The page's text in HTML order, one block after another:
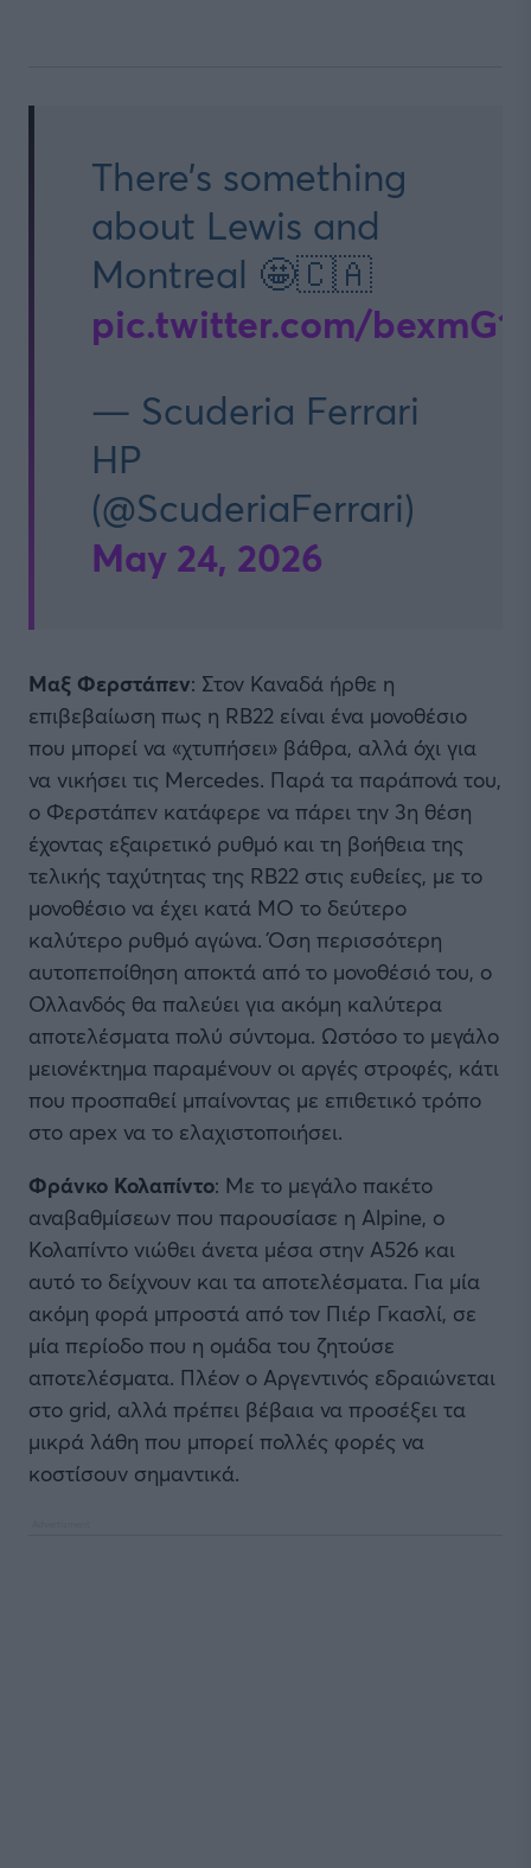
There’s something
about Lewis and
Montreal 🤩🇨🇦
pic.twitter.com/
— Scuderia Ferrari
HP
(@ScuderiaFerrari)
May 24, 2026
Μαξ Φερστάπεν: Στον Καναδά ήρθε η
επιβεβαίωση πως η RB22 είναι ένα μονοθέσιο
που μπορεί να «χτυπήσει» βάθρα, αλλά όχι για
να νικήσει τις Mercedes. Παρά τα παράπονά του,
ο Φερστάπεν κατάφερε να πάρει την 3η θέση
έχοντας εξαιρετικό ρυθμό και τη βοήθεια της
τελικής ταχύτητας της RB22 στις ευθείες, με το
μονοθέσιο να έχει κατά ΜΟ το δεύτερο
καλύτερο ρυθμό αγώνα. Όση περισσότερη
αυτοπεποίθηση αποκτά από το μονοθέσιό του, ο
Ολλανδός θα παλεύει για ακόμη καλύτερα
αποτελέσματα πολύ σύντομα. Ωστόσο το μεγάλο
μειονέκτημα παραμένουν οι αργές στροφές, κάτι
που προσπαθεί μπαίνοντας με επιθετικό τρόπο
στο apex να το ελαχιστοποιήσει.
Φράνκο Κολαπίντο: Με το μεγάλο πακέτο
αναβαθμίσεων που παρουσίασε η Alpine, o
Κολαπίντο νιώθει άνετα μέσα στην A526 και
αυτό το δείχνουν και τα αποτελέσματα. Για μία
ακόμη φορά μπροστά από τον Πιέρ Γκασλί, σε
μία περίοδο που η ομάδα του ζητούσε
αποτελέσματα. Πλέον ο Αργεντινός εδραιώνεται
στο grid, αλλά πρέπει βέβαια να προσέξει τα
μικρά λάθη που μπορεί πολλές φορές να
κοστίσουν σημαντικά.